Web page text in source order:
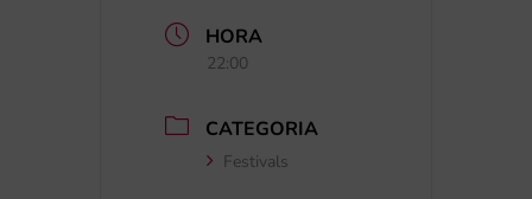
HORA
22:00
CATEGORIA
Festivals